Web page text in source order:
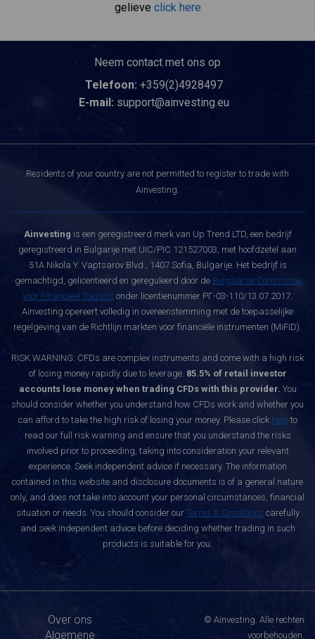
gelieve click here
Neem contact met ons op
Telefoon: +359(2)4928497
E-mail: support@ainvesting.eu
Residents of your country are not permitted to register to trade with
Ainvesting.
Ainvesting is een geregistreerd merk van Up Trend LTD, een bedrijf
geregistreerd in Bulgarije met UIC/PIC 121527003, met hoofdzetel aan
51A Nikola Y. Vaptsarov Blvd., 1407 Sofia, Bulgarije. Het bedrijf is
gemachtigd, gelicentieerd en gereguleerd door de Bulgaarse Commissie
voor Financieel Toezicht onder licentienummer РГ-03-110/13.07.2017.
Ainvesting opereert volledig in overeenstemming met de toepasselijke
regelgeving van de Richtlijn markten voor financiële instrumenten (MiFID).
RISK WARNING: CFDs are complex instruments and come with a high risk
of losing money rapidly due to leverage. 85.5% of retail investor
accounts lose money when trading CFDs with this provider. You
should consider whether you understand how CFDs work and whether you
can afford to take the high risk of losing your money. Please click hereto
read our full risk warning and ensure that you understand the risks
involved prior to proceeding, taking into consideration your relevant
experience. Seek independent advice if necessary. The information
contained in this website and disclosure documents is of a general nature
only, and does not take into account your personal circumstances, financial
situation or needs. You should consider our Terms & Conditions carefully
and seek independent advice before deciding whether trading in such
products is suitable for you.
Over ons
Algemene
© Ainvesting. Alle rechten
voorbehouden.